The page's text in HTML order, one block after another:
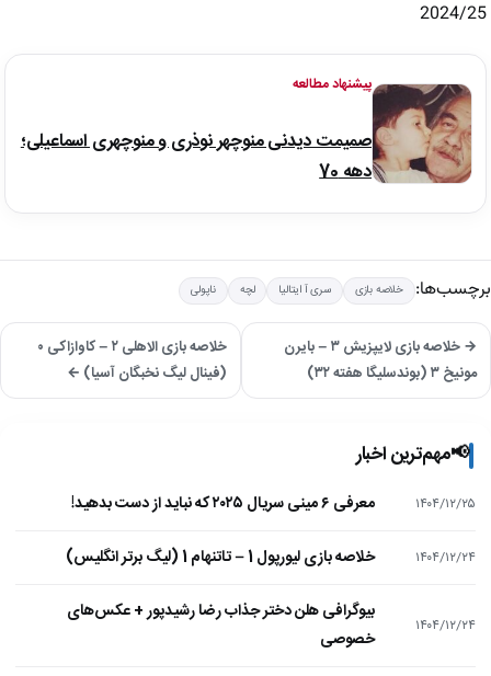
seconds
2024/25
پیشنهاد مطالعه
صمیمت دیدنی منوچهر نوذری و منوچهری اسماعیلی؛
دهه 70
برچسب‌ها: خلاصه بازی سری آ ایتالیا لچه ناپولی
→ خلاصه بازی لایپزیش ۳ – بایرن
مونیخ ۳ (بوندسلیگا هفته ۳۲)
خلاصه بازی الاهلی ۲ – کاوازاکی ۰
(فینال لیگ نخبگان آسیا) ←
📢مهم‌ترین اخبار
۱۴۰۴/۱۲/۲۵ معرفی ۶ مینی سریال ۲۰۲۵ که نباید از دست بدهید!
۱۴۰۴/۱۲/۲۴ خلاصه بازی لیورپول 1 – تاتنهام 1 (لیگ برتر انگلیس)
۱۴۰۴/۱۲/۲۴
بیوگرافی هلن دختر جذاب رضا رشیدپور + عکس‌های
خصوصی